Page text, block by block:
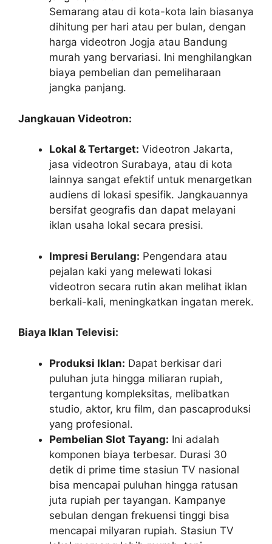
Semarang atau di kota-kota lain biasanya
dihitung per hari atau per bulan, dengan
harga videotron Jogja atau Bandung
murah yang bervariasi. Ini menghilangkan
biaya pembelian dan pemeliharaan
jangka panjang.
Jangkauan Videotron:
Lokal & Tertarget: Videotron Jakarta,
jasa videotron Surabaya, atau di kota
lainnya sangat efektif untuk menargetkan
audiens di lokasi spesifik. Jangkauannya
bersifat geografis dan dapat melayani
iklan usaha lokal secara presisi.
Impresi Berulang: Pengendara atau
pejalan kaki yang melewati lokasi
videotron secara rutin akan melihat iklan
berkali-kali, meningkatkan ingatan merek.
Biaya Iklan Televisi:
Produksi Iklan: Dapat berkisar dari
puluhan juta hingga miliaran rupiah,
tergantung kompleksitas, melibatkan
studio, aktor, kru film, dan pascaproduksi
yang profesional.
Pembelian Slot Tayang: Ini adalah
komponen biaya terbesar. Durasi 30
detik di prime time stasiun TV nasional
bisa mencapai puluhan hingga ratusan
juta rupiah per tayangan. Kampanye
sebulan dengan frekuensi tinggi bisa
mencapai milyaran rupiah. Stasiun TV